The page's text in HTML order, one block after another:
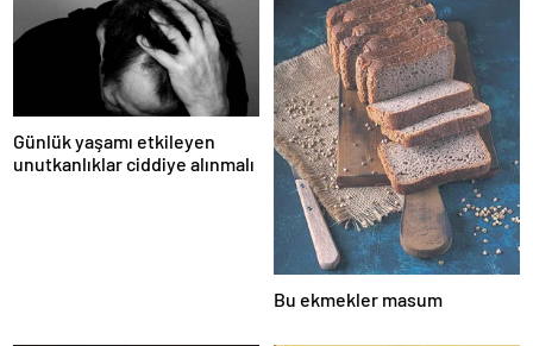
Günlük yaşamı etkileyen
unutkanlıklar ciddiye alınmalı
Bu ekmekler masum